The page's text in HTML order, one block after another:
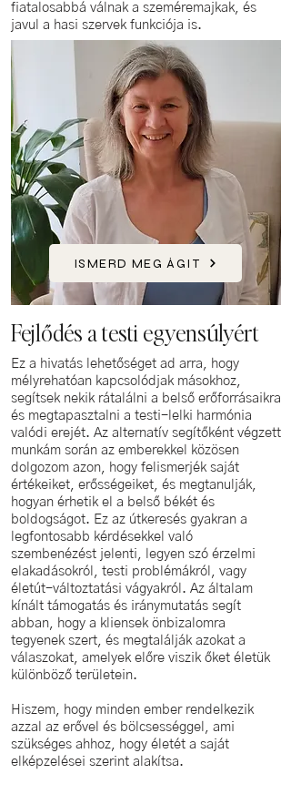
fiatalosabbá válnak a szeméremajkak, és
javul a hasi szervek funkciója is.
ISMERD MEG ÁGIT
Fejlődés a testi egyensúlyért
Ez a hivatás lehetőséget ad arra, hogy
mélyrehatóan kapcsolódjak másokhoz,
segítsek nekik rátalálni a belső erőforrásaikra
és megtapasztalni a testi-lelki harmónia
valódi erejét. Az alternatív segítőként végzett
munkám során az emberekkel közösen
dolgozom azon, hogy felismerjék saját
értékeiket, erősségeiket, és megtanulják,
hogyan érhetik el a belső békét és
boldogságot. Ez az útkeresés gyakran a
legfontosabb kérdésekkel való
szembenézést jelenti, legyen szó érzelmi
elakadásokról, testi problémákról, vagy
életút-változtatási vágyakról. Az általam
kínált támogatás és iránymutatás segít
abban, hogy a kliensek önbizalomra
tegyenek szert, és megtalálják azokat a
válaszokat, amelyek előre viszik őket életük
különböző területein.
Hiszem, hogy minden ember rendelkezik
azzal az erővel és bölcsességgel, ami
szükséges ahhoz, hogy életét a saját
elképzelései szerint alakítsa.